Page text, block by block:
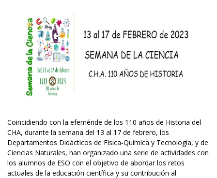
Coincidiendo con la efeméride de los 110 años de Historia del
CHA, durante la semana del 13 al 17 de febrero, los
Departamentos Didácticos de Física-Química y Tecnología, y de
Ciencias Naturales, han organizado una serie de actividades con
los alumnos de ESO con el objetivo de abordar los retos
actuales de la educación científica y su contribución al